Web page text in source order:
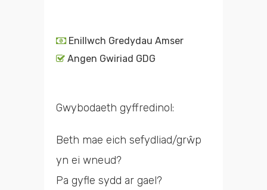
Enillwch Gredydau Amser
Angen Gwiriad GDG
Gwybodaeth gyffredinol:
Beth mae eich sefydliad/grŵp
yn ei wneud?
Pa gyfle sydd ar gael?